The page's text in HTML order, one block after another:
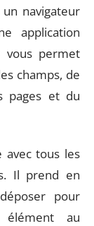
navigateur
application
vous permet
champs, de
pages et du
avec tous les
Il prend en
pour
élément au